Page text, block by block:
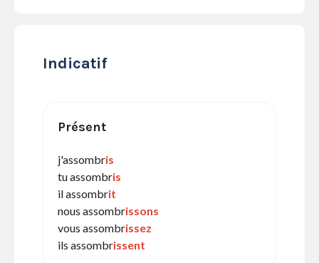
Indicatif
Présent
j'assombris
tu assombris
il assombrit
nous assombrissons
vous assombrissez
ils assombrissent